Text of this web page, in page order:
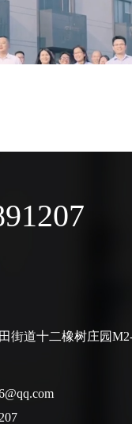
业宣传片
街道十二橡树庄园